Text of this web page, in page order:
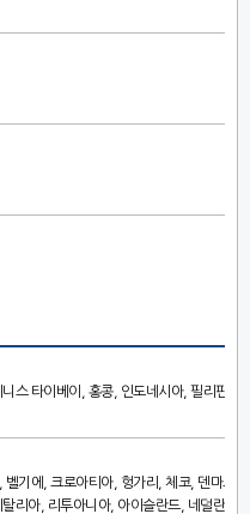
스 타이베이 홍콩, 인도네시아, 필리핀.
벨기에, 크로아티아, 헝가리, 체코, 덴마크,
리아, 리투아니아, 아이슬란드, 네덜란드,